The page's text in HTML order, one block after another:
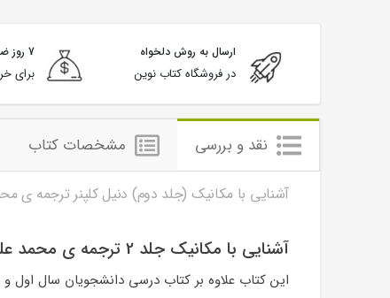
ارسال به روش دلخواه
در فروشگاه کتاب نوین
7 روز ضمانت بازگشت
برای
نقد و بررسی مشخصات کتاب
آشنایی با مکانیک (جلد دوم) دنیل کلپنر ترجمه ی
آشنایی با مکانیک جلد 2 ترجمه ی محمد علی جعفری انتشارات فاطمی
این کتاب علاوه بر کتاب درسی دانشجویان سال اول